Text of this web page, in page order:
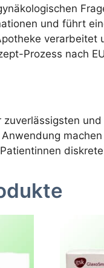
und führt
Prozess nach